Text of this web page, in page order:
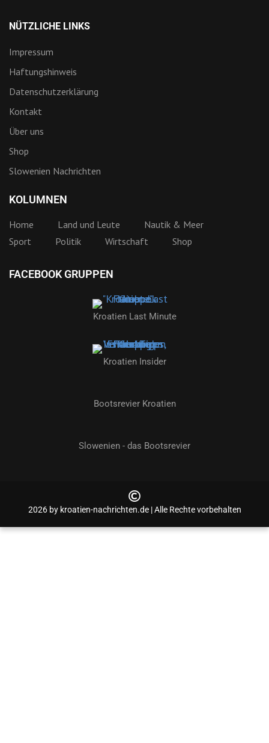
NÜTZLICHE LINKS
Impressum
Haftungshinweis
Datenschutzerklärung
Kontakt
Über uns
Shop
Slowenien Nachrichten
KOLUMNEN
Home Land und Leute
Nautik & Meer
Sport
Politik Wirtschaft Shop
FACEBOOK GRUPPEN
Kroatien Last Minute
Kroatien Insider
Bootsrevier Kroatien
Slowenien - das Bootsrevier
2026 by kroatien-nachrichten.de | Alle Rechte vorbehalten